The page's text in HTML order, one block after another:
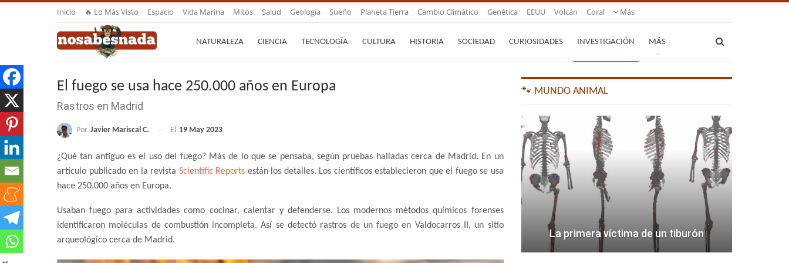
Inicio 🔥 Lo Más Visto Espacio Vida Marina Mitos Salud Geología Sueño Planeta Tierra Cambio Climático Genética EEUU Volcán Coral Más
NATURALEZA CIENCIA TECNOLOGÍA CULTURA HISTORIA SOCIEDAD CURIOSIDADES INVESTIGACIÓN MÁS
El fuego se usa hace 250.000 años en Europa
Rastros en Madrid
Por Javier Mariscal C. El 19 May 2023
¿Qué tan antiguo es el uso del fuego? Más de lo que se pensaba, según pruebas halladas cerca de Madrid. En un
artículo publicado en la revista Scientific Reports están los detalles. Los científicos establecieron que el fuego se usa
hace 250.000 años en Europa.
Usaban fuego para actividades como cocinar, calentar y defenderse. Los modernos métodos químicos forenses
identificaron moléculas de combustión incompleta. Así se detectó rastros de un fuego en Valdocarros II, un sitio
arqueológico cerca de Madrid.
🐾 MUNDO ANIMAL
La primera víctima de un tiburón